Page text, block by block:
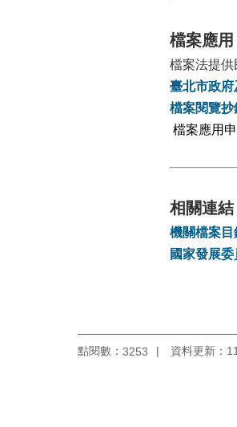
檔案應用
檔案法提供
臺北市政
檔案閱覽
檔案應用
相關連結
機關檔案目
國家發展
點閱數： 3253 資料更新：